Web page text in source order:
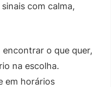
com calma,
o que quer,
na escolha.
em horários